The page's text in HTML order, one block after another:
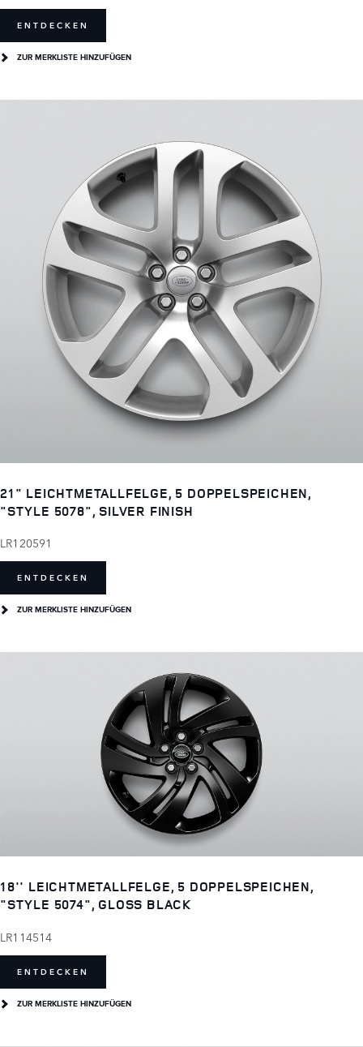
ENTDECKEN
ZUR MERKLISTE HINZUFÜGEN
21" LEICHTMETALLFELGE, 5 DOPPELSPEICHEN,
"STYLE 5078", SILVER FINISH
LR120591
ENTDECKEN
ZUR MERKLISTE HINZUFÜGEN
18'' LEICHTMETALLFELGE, 5 DOPPELSPEICHEN,
"STYLE 5074", GLOSS BLACK
LR114514
ENTDECKEN
ZUR MERKLISTE HINZUFÜGEN